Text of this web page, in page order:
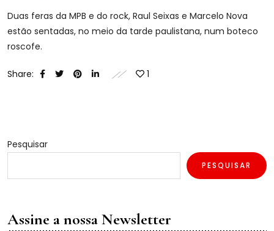
Duas feras da MPB e do rock, Raul Seixas e Marcelo Nova
estão sentadas, no meio da tarde paulistana, num boteco
roscofe.
Share: 1
Pesquisar
PESQUISAR
Assine a nossa Newsletter